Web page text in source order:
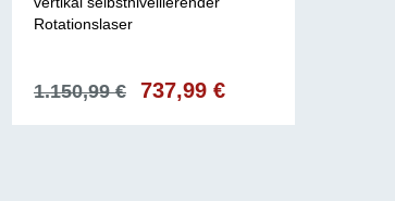
Rotationslaser
1.150,99€
Ursprünglicher
737,99 €Aktueller